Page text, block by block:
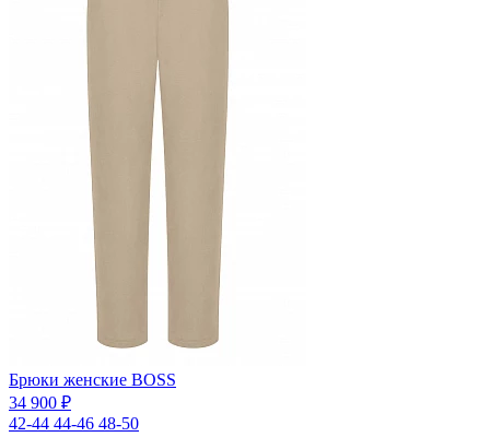
Брюки женские BOSS
34 900 ₽
42-44 44-46 48-50